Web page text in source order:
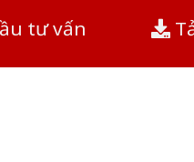
tư vấn